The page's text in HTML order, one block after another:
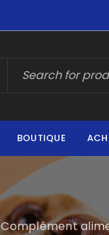
BOUTIQUE
Complément